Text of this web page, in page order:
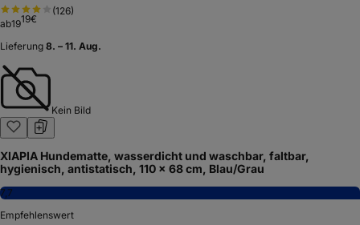
(126)
ab1919€
Lieferung 8. – 11. Aug.
Kein Bild
XIAPIA Hundematte, wasserdicht und waschbar, faltbar,
hygienisch, antistatisch, 110 x 68 cm, Blau/Grau
7,7
Empfehlenswert